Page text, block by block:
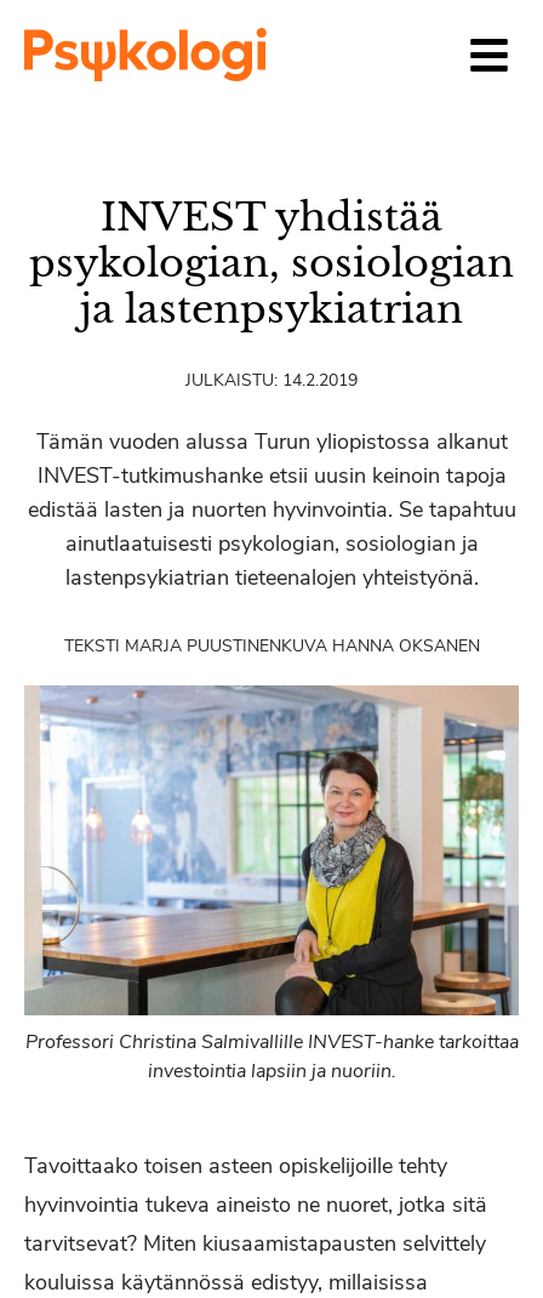
INVEST yhdistää
psykologian, sosiologian
ja lastenpsykiatrian
JULKAISTU: 14.2.2019
Tämän vuoden alussa Turun yliopistossa alkanut
INVEST-tutkimushanke etsii uusin keinoin tapoja
edistää lasten ja nuorten hyvinvointia. Se tapahtuu
ainutlaatuisesti psykologian, sosiologian ja
lastenpsykiatrian tieteenalojen yhteistyönä.
TEKSTI MARJA PUUSTINENKUVA HANNA OKSANEN
Professori Christina Salmivallille INVEST-hanke tarkoittaa
investointia lapsiin ja nuoriin.
Tavoittaako toisen asteen opiskelijoille tehty
hyvinvointia tukeva aineisto ne nuoret, jotka sitä
tarvitsevat? Miten kiusaamistapausten selvittely
kouluissa käytännössä edistyy, millaisissa